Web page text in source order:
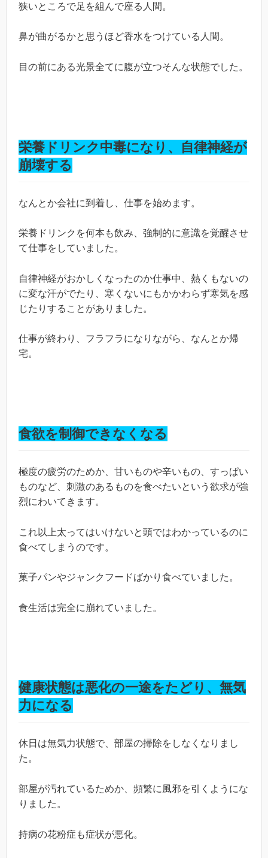
狭いところで足を組んで座る人間。
鼻が曲がるかと思うほど香水をつけている人間。
目の前にある光景全てに腹が立つそんな状態でした。
栄養ドリンク中毒になり、自律神経が
崩壊する
なんとか会社に到着し、仕事を始めます。
栄養ドリンクを何本も飲み、強制的に意識を覚醒させ
て仕事をしていました。
自律神経がおかしくなったのか仕事中、熱くもないの
に変な汗がでたり、寒くないにもかかわらず寒気を感
じたりすることがありました。
仕事が終わり、フラフラになりながら、なんとか帰
宅。
食欲を制御できなくなる
極度の疲労のためか、甘いものや辛いもの、すっぱい
ものなど、刺激のあるものを食べたいという欲求が強
烈にわいてきます。
これ以上太ってはいけないと頭ではわかっているのに
食べてしまうのです。
菓子パンやジャンクフードばかり食べていました。
食生活は完全に崩れていました。
健康状態は悪化の一途をたどり、無気
力になる
休日は無気力状態で、部屋の掃除をしなくなりまし
た。
部屋が汚れているためか、頻繁に風邪を引くようにな
りました。
持病の花粉症も症状が悪化。